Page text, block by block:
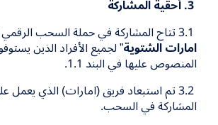
3. أحقية المشاركة
تتاح المشاركة في حملة السحب
امارات الشتوية”لجميع الأفراد الذين
المنصوص عليها في البند 1.1
.
تم استبعاد فريق (امارات) الذي يعمل
المشاركة في السحب.